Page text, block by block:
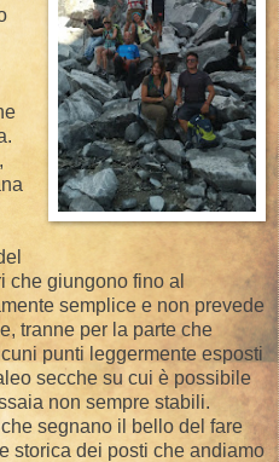
che giungono fino al
semplice e non prevede
tranne per la parte che
punti leggermente esposti
secche su cui è possibile
non sempre stabili.
segnano il bello del fare
storica dei posti che andiamo